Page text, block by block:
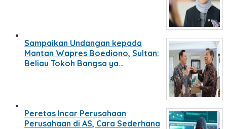
Sampaikan Undangan kepada
Mantan Wapres Boediono, Sultan:
Beliau Tokoh Bangsa ya…
Peretas Incar Perusahaan
Perusahaan di AS, Cara Sederhana